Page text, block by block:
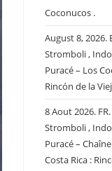
Coconucos .
August 8, 2026.
Stromboli ,
Puracé – Los
Rincón de la
8 Aout 2026.
Stromboli ,
Puracé –
Costa Rica :